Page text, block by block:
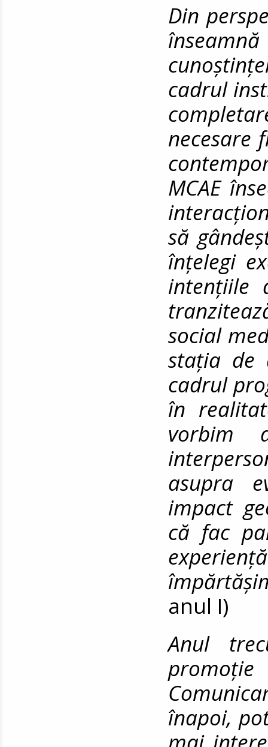
Din
cadrul
necesare
MCAE
să
înțelegi
intențiile
social
stația de
cadrul
în
vorbim
asupra
impact
că fac
anul I)
Anul
înapoi,